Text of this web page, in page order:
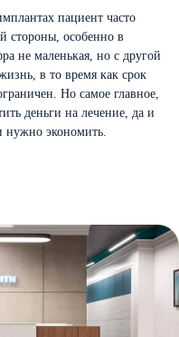
пациент часто
стороны, особенно в
не маленькая, но с другой
в то время как срок
Но самое главное,
деньги на лечение, да и
нужно экономить.